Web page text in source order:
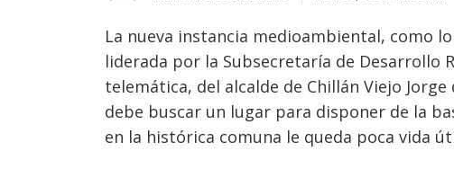
La nueva instancia medioambiental, como
liderada por la Subsecretaría de Desarrollo
telemática, del alcalde de Chillán Viejo
debe buscar un lugar para disponer de la
en la histórica comuna le queda poca vida